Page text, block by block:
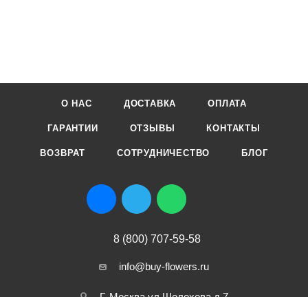
О НАС ДОСТАВКА ОПЛАТА
ГАРАНТИИ ОТЗЫВЫ КОНТАКТЫ
ВОЗВРАТ СОТРУДНИЧЕСТВО БЛОГ
8 (800) 707-59-58
info@buy-flowers.ru